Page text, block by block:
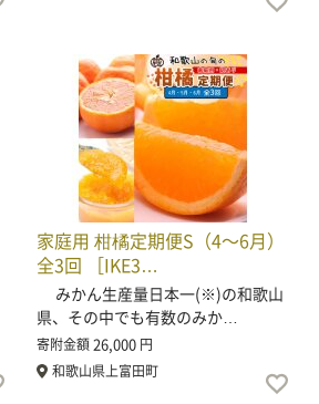
家庭用 柑橘定期便S（4～6月）
全3回 ［IKE3…
みかん生産量日本一(※)の和歌山
県、その中でも有数のみか…
寄附金額26,000 円
和歌山県上富田町